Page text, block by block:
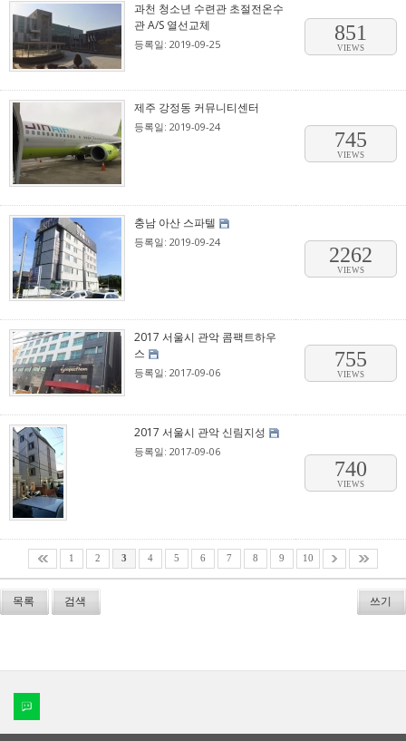
과천 청소년 수련관 초절전온수
관 A/S 열선교체
등록일: 2019-09-25 851
VIEWS
제주 강정동 커뮤니티센터
등록일: 2019-09-24
745
VIEWS
충남 아산 스파텔
등록일: 2019-09-24
2262
VIEWS
2017 서울시 관악 콤팩트하우
스
등록일: 2017-09-06
755
VIEWS
2017 서울시 관악 신림지성
등록일: 2017-09-06
740
VIEWS
1 2 3 4 5 6 7 8 9 10
목록 검색 쓰기